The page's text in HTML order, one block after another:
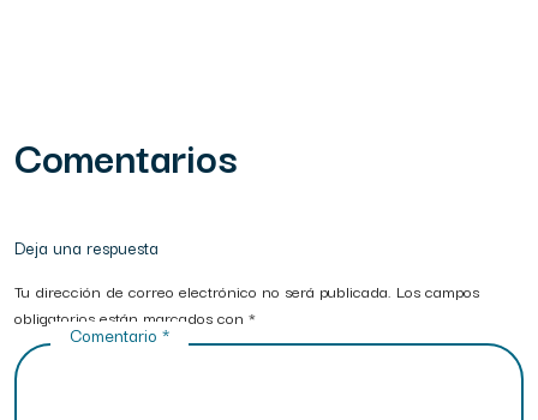
Comentarios
Deja una respuesta
Tu dirección de correo electrónico no será publicada. Los campos
obligatorios están marcados con *
Comentario *